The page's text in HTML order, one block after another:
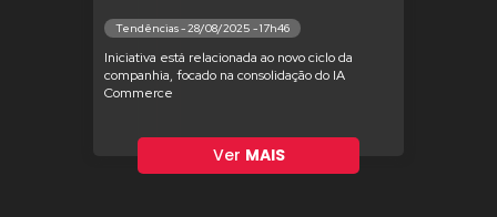
Tendências - 28/08/2025 - 17h46
Iniciativa está relacionada ao novo ciclo da
companhia, focado na consolidação do IA
Commerce
Ver MAIS